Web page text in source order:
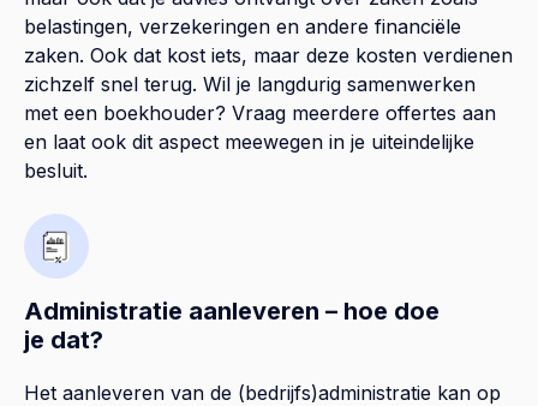
belastingen, verzekeringen en andere financiële
zaken. Ook dat kost iets, maar deze kosten verdienen
zichzelf snel terug. Wil je langdurig samenwerken
met een boekhouder? Vraag meerdere offertes aan
en laat ook dit aspect meewegen in je uiteindelijke
besluit.
Administratie aanleveren – hoe doe
je dat?
Het aanleveren van de (bedrijfs)administratie kan op